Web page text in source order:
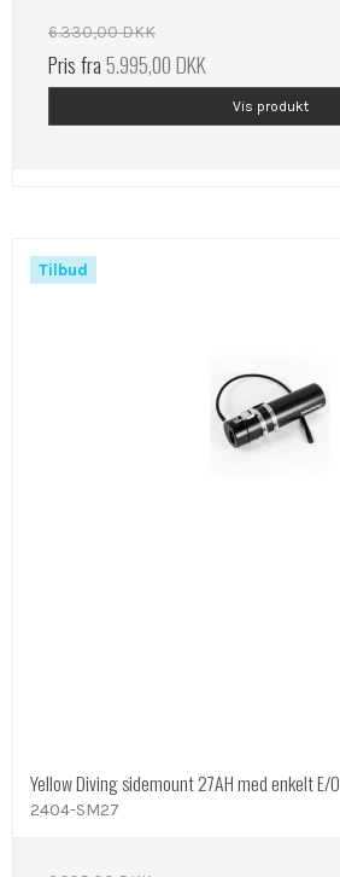
6.330,00 DKK
Pris fra5.995,00 DKK
Vis produkt
Tilbud
Yellow Diving sidemount 27AH med enkelt E/O
2404-SM27